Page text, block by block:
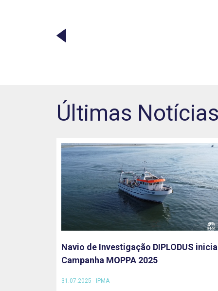
Últimas
Navio de Investigação DIPLODUS inicia
Campanha MOPPA 2025
31.07.2025 - IPMA